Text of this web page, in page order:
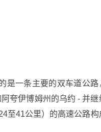
是一条主要的双车道公路
夸伊博姆州的乌约 - 并继
至41公里）的高速公路构